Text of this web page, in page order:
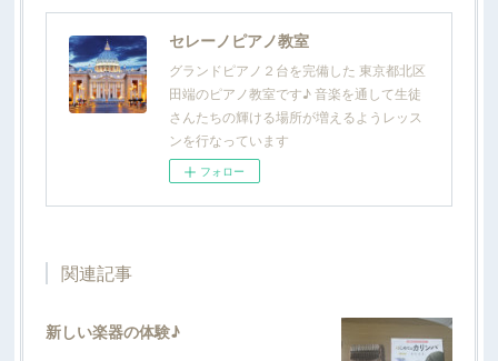
セレーノピアノ教室
グランドピアノ２台を完備した 東京都北区
田端のピアノ教室です♪ 音楽を通して生徒
さんたちの輝ける場所が増えるようレッス
ンを行なっています
フォロー
関連記事
新しい楽器の体験♪